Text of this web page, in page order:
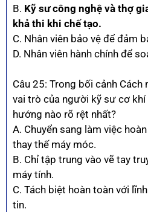
B. Kỹ sư công nghệ và thợ
khả thi khi chế tạo.
C. Nhân viên bảo vệ để đảm
D. Nhân viên hành chính để
Câu 25: Trong bối cảnh
vai trò của người kỹ sư cơ
hướng nào rõ rệt nhất?
A. Chuyển sang làm việc
thay thế máy móc.
B. Chỉ tập trung vào vẽ tay
máy tính.
C. Tách biệt hoàn toàn với
tin.